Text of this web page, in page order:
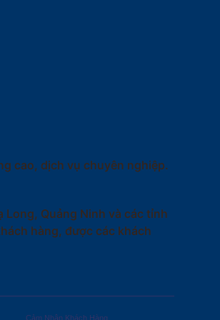
cao, dịch vụ chuyên nghiệp.
Long, Quảng Ninh và các tỉnh
hàng, được các khách
Cảm Nhận Khách Hàng